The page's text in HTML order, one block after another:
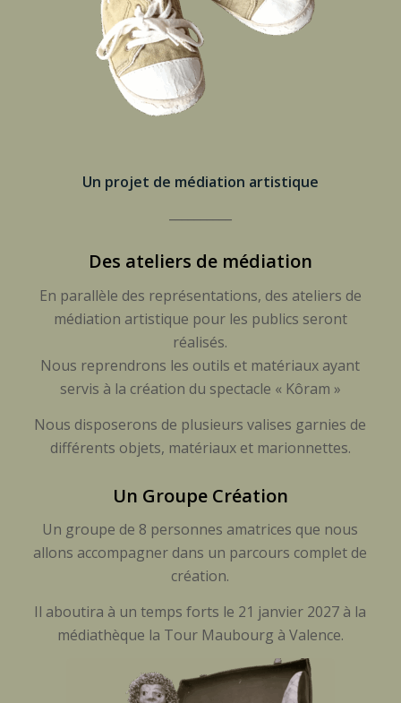
Un projet de médiation artistique
Des ateliers de médiation
En parallèle des représentations, des ateliers de
médiation artistique pour les publics seront
réalisés.
Nous reprendrons les outils et matériaux ayant
servis à la création du spectacle « Kôram »
Nous disposerons de plusieurs valises garnies de
différents objets, matériaux et marionnettes.
Un Groupe Création
Un groupe de 8 personnes amatrices que nous
allons accompagner dans un parcours complet de
création.
Il aboutira à un temps forts le 21 janvier 2027 à la
médiathèque la Tour Maubourg à Valence.